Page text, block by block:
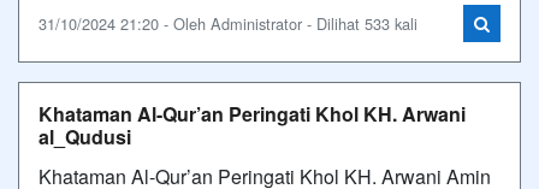
31/10/2024 21:20 - Oleh Administrator - Dilihat 533 kali
Khataman Al-Qur’an Peringati Khol KH. Arwani
al_Qudusi
Khataman Al-Qur’an Peringati Khol KH. Arwani Amin